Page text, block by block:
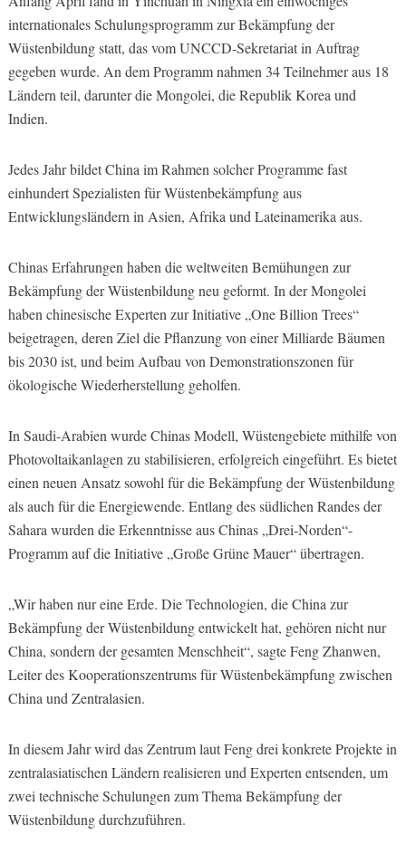
internationales Schulungsprogramm zur Bekämpfung der
Wüstenbildung statt, das vom UNCCD-Sekretariat in Auftrag
gegeben wurde. An dem Programm nahmen 34 Teilnehmer aus 18
Ländern teil, darunter die Mongolei, die Republik Korea und
Indien.
Jedes Jahr bildet China im Rahmen solcher Programme fast
einhundert Spezialisten für Wüstenbekämpfung aus
Entwicklungsländern in Asien, Afrika und Lateinamerika aus.
Chinas Erfahrungen haben die weltweiten Bemühungen zur
Bekämpfung der Wüstenbildung neu geformt. In der Mongolei
haben chinesische Experten zur Initiative „One Billion Trees“
beigetragen, deren Ziel die Pflanzung von einer Milliarde Bäumen
bis 2030 ist, und beim Aufbau von Demonstrationszonen für
ökologische Wiederherstellung geholfen.
In Saudi-Arabien wurde Chinas Modell, Wüstengebiete mithilfe von
Photovoltaikanlagen zu stabilisieren, erfolgreich eingeführt. Es bietet
einen neuen Ansatz sowohl für die Bekämpfung der Wüstenbildung
als auch für die Energiewende. Entlang des südlichen Randes der
Sahara wurden die Erkenntnisse aus Chinas „Drei-Norden“-
Programm auf die Initiative „Große Grüne Mauer“ übertragen.
„Wir haben nur eine Erde. Die Technologien, die China zur
Bekämpfung der Wüstenbildung entwickelt hat, gehören nicht nur
China, sondern der gesamten Menschheit“, sagte Feng Zhanwen,
Leiter des Kooperationszentrums für Wüstenbekämpfung zwischen
China und Zentralasien.
In diesem Jahr wird das Zentrum laut Feng drei konkrete Projekte in
zentralasiatischen Ländern realisieren und Experten entsenden, um
zwei technische Schulungen zum Thema Bekämpfung der
Wüstenbildung durchzuführen.